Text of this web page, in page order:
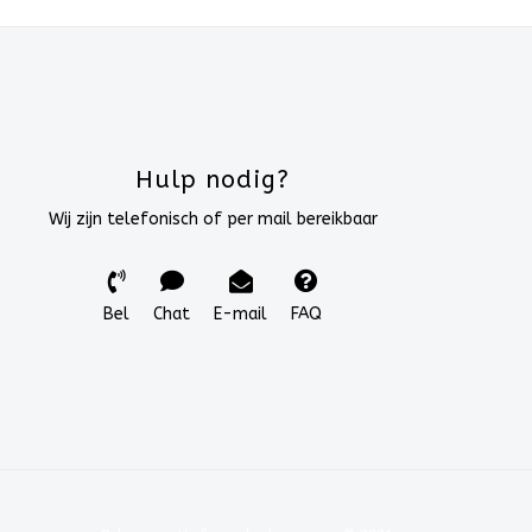
Hulp nodig?
Wij zijn telefonisch of per mail bereikbaar
Bel Chat E-mail FAQ